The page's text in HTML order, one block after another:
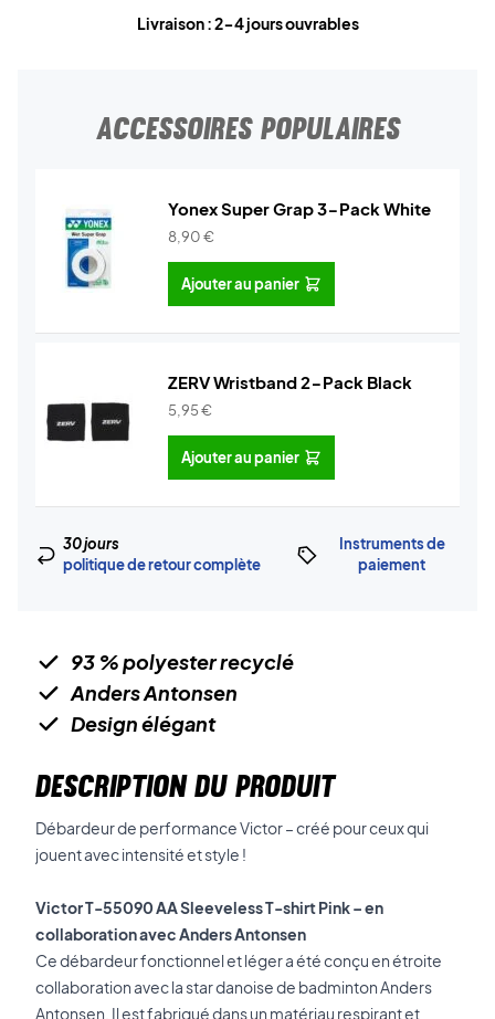
Livraison : 2-4 jours ouvrables
ACCESSOIRES POPULAIRES
Yonex Super Grap 3-Pack White
8,90€
Ajouter au panier
ZERV Wristband 2-Pack Black
5,95€
Ajouter au panier
30 jours
politique de retour complète
Instruments de
paiement
93 % polyester recyclé
Anders Antonsen
Design élégant
DESCRIPTION DU PRODUIT
Débardeur de performance Victor – créé pour ceux qui
jouent avec intensité et style !
Victor T-55090 AA Sleeveless T-shirt Pink – en
collaboration avec Anders Antonsen
Ce débardeur fonctionnel et léger a été conçu en étroite
collaboration avec la star danoise de badminton Anders
Antonsen. Il est fabriqué dans un matériau respirant et